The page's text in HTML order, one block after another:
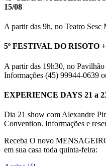
15/08
A partir das 9h, no Teatro Sesc
5º FESTIVAL DO RISOTO
A partir das 19h30, no
Informações (45) 99944-0639
EXPERIENCE DAYS 21 a
Dia 21 show com Alexandre
Convention. Informações e
Receba O novo
em sua casa toda quinta-feira: